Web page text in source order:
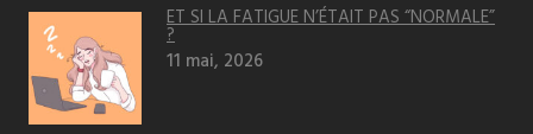
ET SI LA FATIGUE N’ÉTAIT PAS “NORMALE”
?
11 mai, 2026